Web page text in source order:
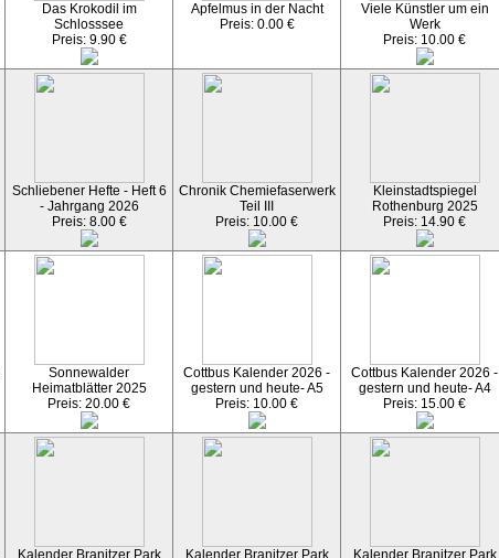
Das Krokodil im
Schlosssee
Preis: 9.90 €
Apfelmus in der Nacht
Preis: 0.00 €
Viele Künstler um ein
Werk
Preis: 10.00 €
Schliebener Hefte - Heft 6
- Jahrgang 2026
Preis: 8.00 €
Chronik Chemiefaserwerk
Teil III
Preis: 10.00 €
Kleinstadtspiegel
Rothenburg 2025
Preis: 14.90 €
Sonnewalder
Heimatblätter 2025
Preis: 20.00 €
Cottbus Kalender 2026 -
gestern und heute- A5
Preis: 10.00 €
Cottbus Kalender 2026 -
gestern und heute- A4
Preis: 15.00 €
Kalender Branitzer Park
Kalender Branitzer Park
Kalender Branitzer Park